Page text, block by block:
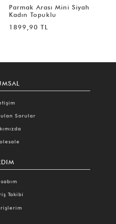
Parmak Arası Mini Siyah
Kadın Topuklu
1899,90 TL
Sorular
Takibi